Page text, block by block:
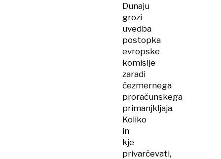
Dunaju
grozi
uvedba
postopka
evropske
komisije
zaradi
čezmernega
proračunskega
primanjkljaja.
Koliko
in
kje
privarčevati,